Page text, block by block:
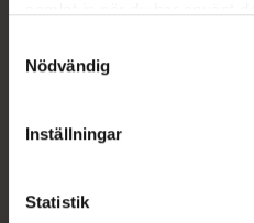
återkalla ditt samtycke via
cookieinställningar. Ett
lagligheten av behandling
Nödvändig
Inställningar
Statistik
syd till Lappland i norr, och
datorn. Oavsett vem du är
hjälpa just dig att må lite
med oss.